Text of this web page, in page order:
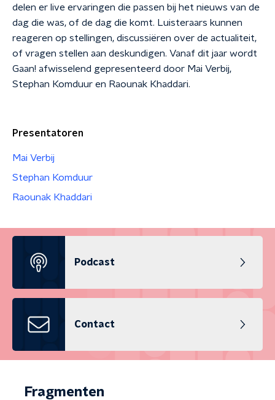
delen er live ervaringen die passen bij het nieuws van de
dag die was, of de dag die komt. Luisteraars kunnen
reageren op stellingen, discussiëren over de actualiteit,
of vragen stellen aan deskundigen. Vanaf dit jaar wordt
Gaan! afwisselend gepresenteerd door Mai Verbij,
Stephan Komduur en Raounak Khaddari.
Presentatoren
Mai Verbij
Stephan Komduur
Raounak Khaddari
Podcast
Contact
Fragmenten